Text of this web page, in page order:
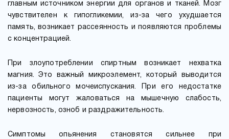
главным источником энергии для органов и тканей. Мозг
чувствителен к гипогликемии, из-за чего ухудшается
память, возникает рассеянность и появляются проблемы
с концентрацией.
При злоупотреблении спиртным возникает нехватка
магния. Это важный микроэлемент, который выводится
из-за обильного мочеиспускания. При его недостатке
пациенты могут жаловаться на мышечную слабость,
нервозность, озноб и раздражительность.
Симптомы опьянения становятся сильнее при